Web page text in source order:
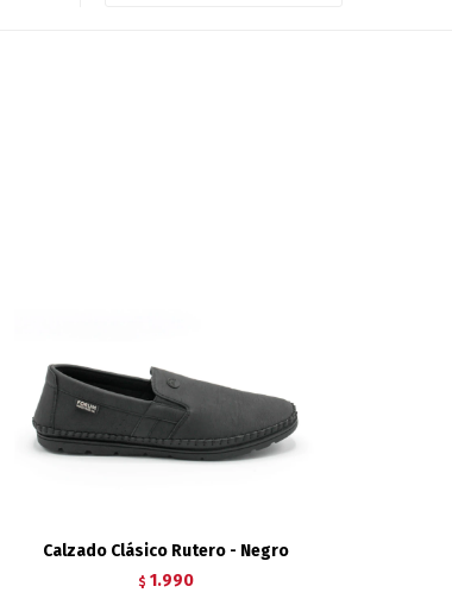
Calzado Clásico Rutero - Negro
$ 1.990